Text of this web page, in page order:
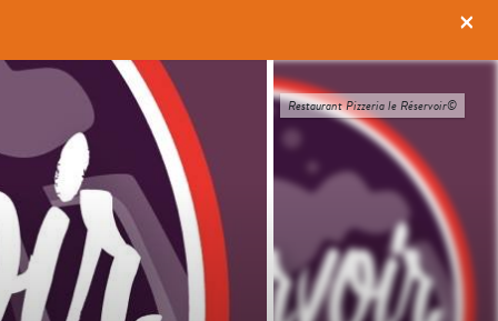
×
Restaurant Pizzeria le Réservoir©